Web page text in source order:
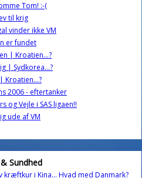
Tom! :-(
til krig
vinder ikke VM
er fundet
| Kroatien…?
| Sydkorea…?
Kroatien…?
2006 - eftertanker
og Vejle i SAS ligaen!!
ude af VM
Sundhed
kræftkur i Kina... Hvad med Danmark?